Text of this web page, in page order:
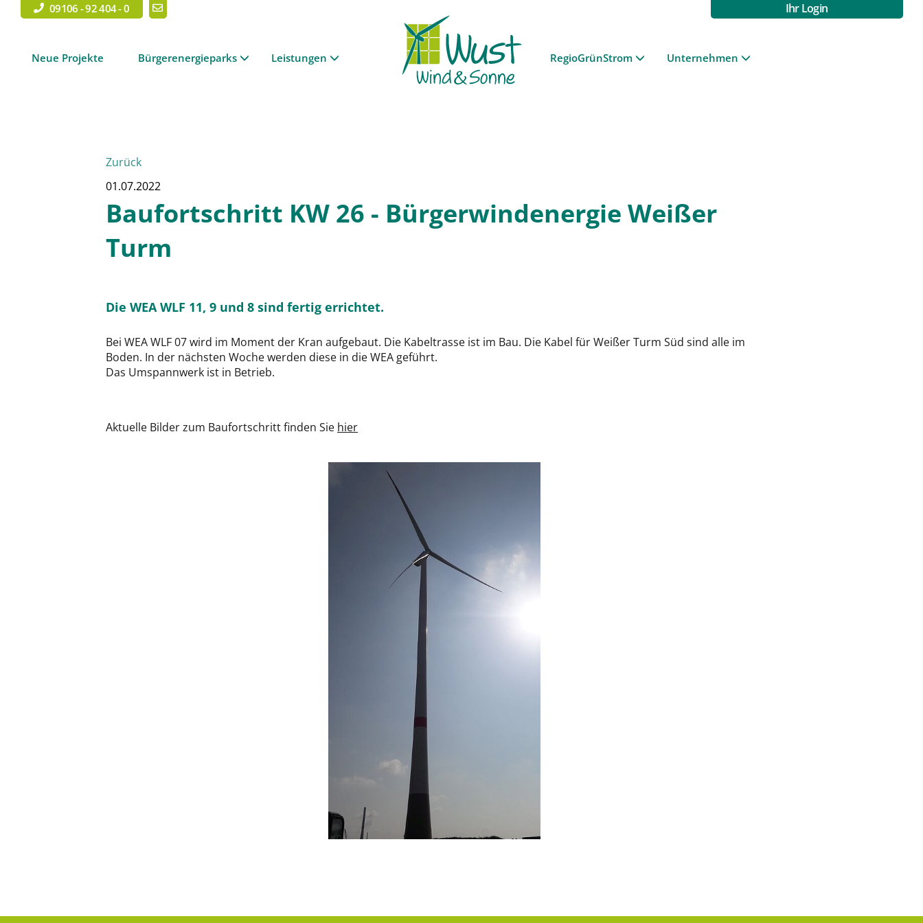
09106 - 92 404 - 0 Ihr Login
Neue Projekte Bürgerenergieparks Leistungen RegioGrünStrom Unternehmen
Zurück
01.07.2022
Baufortschritt KW 26 - Bürgerwindenergie Weißer
Turm
Die WEA WLF 11, 9 und 8 sind fertig errichtet.
Bei WEA WLF 07 wird im Moment der Kran aufgebaut. Die Kabeltrasse ist im Bau. Die Kabel für Weißer Turm Süd sind alle im
Boden. In der nächsten Woche werden diese in die WEA geführt.
Das Umspannwerk ist in Betrieb.
Aktuelle Bilder zum Baufortschritt finden Sie hier